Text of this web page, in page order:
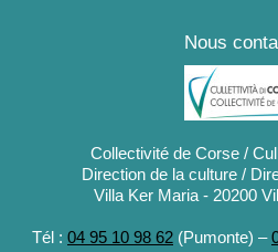
Nous
Collectivité de Corse /
Direction de la culture /
Villa Ker Maria - 20200
Tél : 04 95 10 98 62 (Pumonte) –